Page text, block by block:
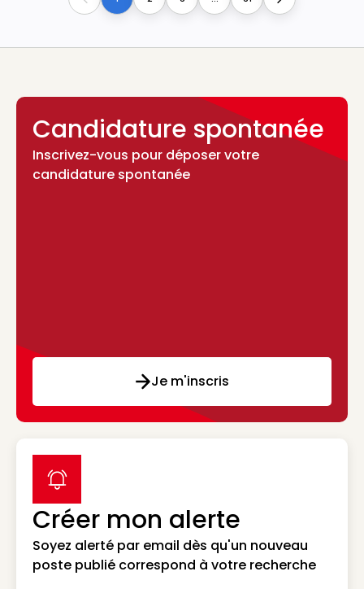
Previous Next
Candidature spontanée
Inscrivez-vous pour déposer votre
candidature spontanée
Je m'inscris
Créer mon alerte
Soyez alerté par email dès qu'un nouveau
poste publié correspond à votre recherche
label icon